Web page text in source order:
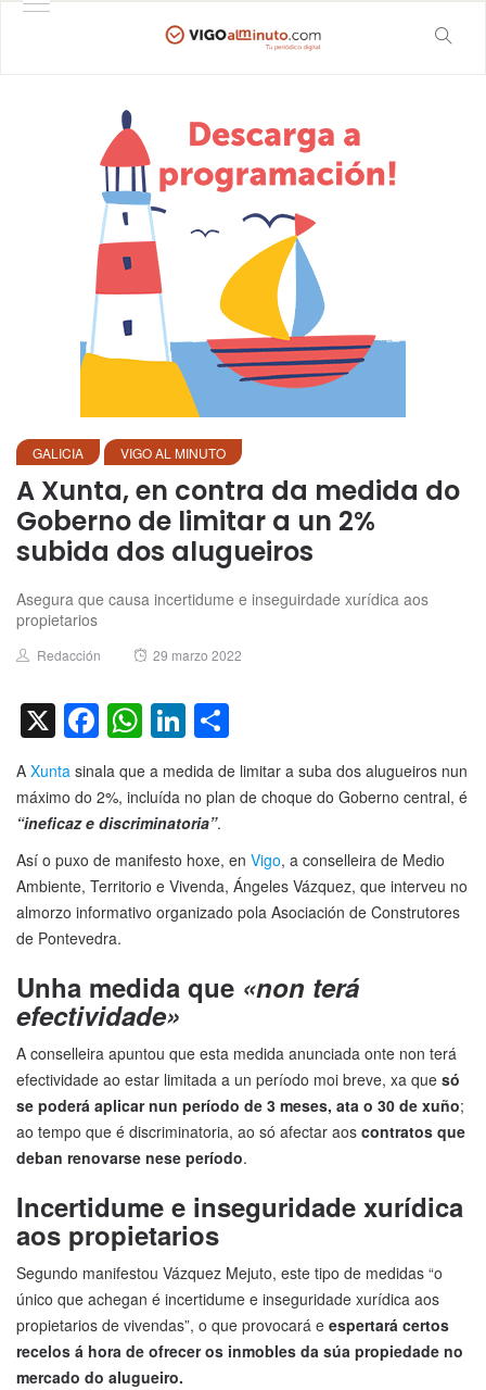
GALICIA VIGO AL MINUTO
A Xunta, en contra da medida do
Goberno de limitar a un 2%
subida dos alugueiros
Asegura que causa incertidume e inseguirdade xurídica aos
propietarios
Author
Redacción
Posted
29 marzo 2022
X Facebook
WhatsApp
LinkedIn
A Xunta sinala que a medida de limitar a suba dos alugueiros nun
máximo do 2%, incluída no plan de choque do Goberno central, é
“ineficaz e discriminatoria”.
Así o puxo de manifesto hoxe, en Vigo, a conselleira de Medio
Ambiente, Territorio e Vivenda, Ángeles Vázquez, que interveu no
almorzo informativo organizado pola Asociación de Construtores
de Pontevedra.
Unha medida que «non terá
efectividade»
A conselleira apuntou que esta medida anunciada onte non terá
efectividade ao estar limitada a un período moi breve, xa que só
se poderá aplicar nun período de 3 meses, ata o 30 de xuño;
ao tempo que é discriminatoria, ao só afectar aos contratos que
deban renovarse nese período.
Incertidume e inseguridade xurídica
aos propietarios
Segundo manifestou Vázquez Mejuto, este tipo de medidas “o
único que achegan é incertidume e inseguridade xurídica aos
propietarios de vivendas”, o que provocará e espertará certos
recelos á hora de ofrecer os inmobles da súa propiedade no
mercado do alugueiro.